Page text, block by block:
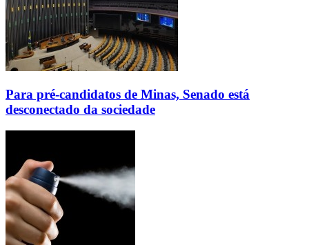
Para pré-candidatos de Minas, Senado está
desconectado da sociedade